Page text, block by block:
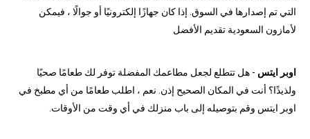
التي تم إصدارها في السوق. إذا كان جهازًا إلكترونيًا أو جوالًا ، فيمكن
لأمازون السعودية تقديم الأفضل
اوبر ايتس - هل تتطلع لجعل مطاعمك المفضلة توفر لك طعامًا صحيًا
ولذيذًا؟ أنت في المكان الصحيح إذن. نعم ، اطلب طعامًا من أي مطبخ في
اوبر ايتس وقم بتوصيله إلى باب منزلك في أي وقت من الأوقات.